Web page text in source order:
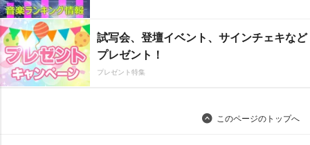
試写会、登壇イベント、サインチェキなど
プレゼント！
プレゼント特集
このページのトップへ